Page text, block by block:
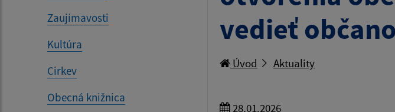
Zaujímavosti
Kultúra
Cirkev
Obecná knižnica
vedieť
Úvod Aktuality
28.01.2026